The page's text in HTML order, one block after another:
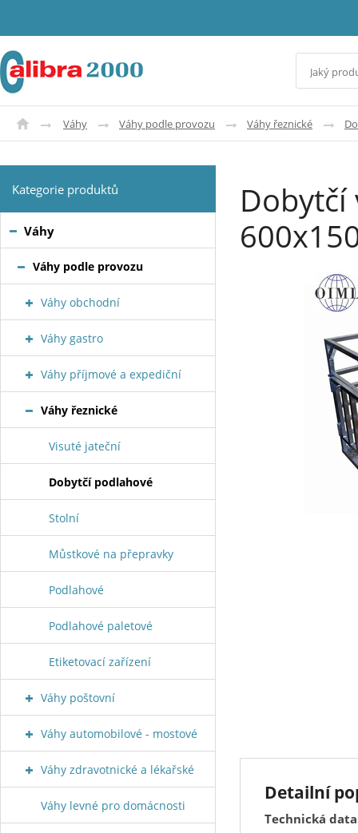
Váhy Váhy podle provozu Váhy řeznické
Dobytčí
Detailní
Technická
Kategorie produktů
Váhy
Váhy podle provozu
Váhy obchodní
Váhy gastro
Váhy příjmové a expediční
Váhy řeznické
Visuté jateční
Dobytčí podlahové
Stolní
Můstkové na přepravky
Podlahové
Podlahové paletové
Etiketovací zařízení
Váhy poštovní
Váhy automobilové - mostové
Váhy zdravotnické a lékařské
Váhy levné pro domácnosti